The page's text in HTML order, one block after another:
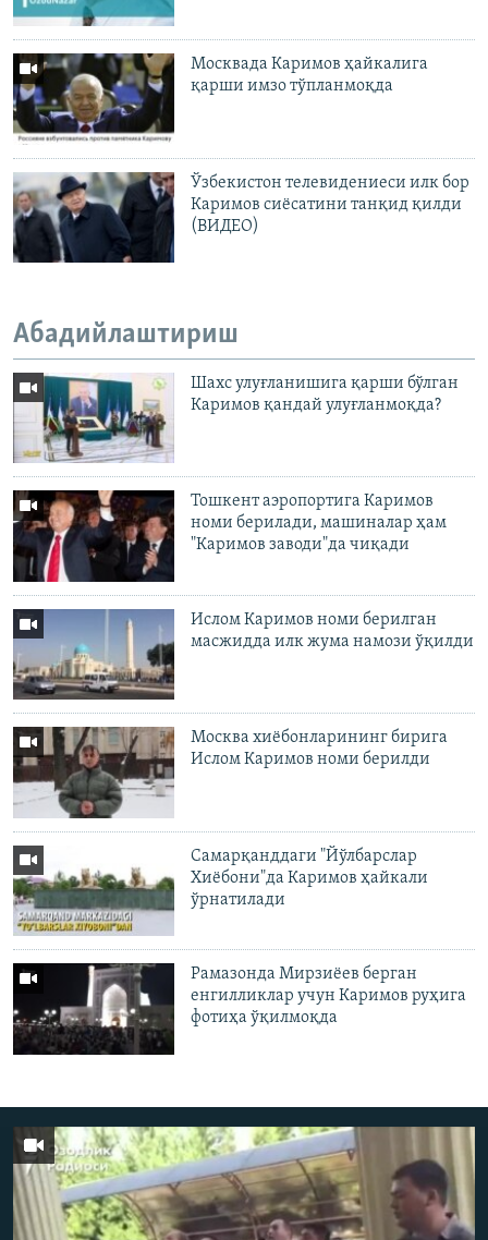
Москвада Каримов ҳайкалига
қарши имзо тўпланмоқда
Ўзбекистон телевидениеси илк бор
Каримов сиёсатини танқид қилди
(ВИДЕО)
Абадийлаштириш
Шахс улуғланишига қарши бўлган
Каримов қандай улуғланмоқда?
Тошкент аэропортига Каримов
номи берилади, машиналар ҳам
"Каримов заводи"да чиқади
Ислом Каримов номи берилган
масжидда илк жума намози ўқилди
Москва хиёбонларининг бирига
Ислом Каримов номи берилди
Самарқанддаги "Йўлбарслар
Хиёбони"да Каримов ҳайкали
ўрнатилади
Рамазонда Мирзиёев берган
eнгилликлар учун Каримов руҳига
фотиҳа ўқилмоқда